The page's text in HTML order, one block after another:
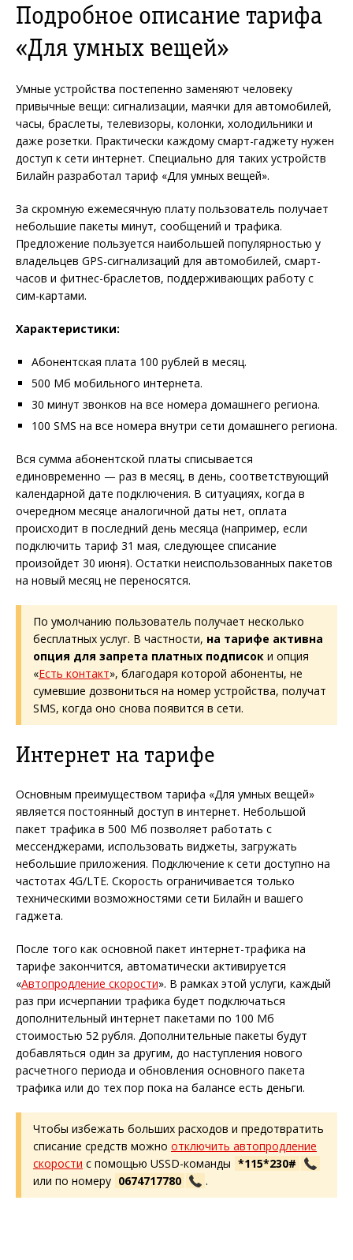
Подробное описание тарифа
«Для умных вещей»
Умные устройства постепенно заменяют человеку
привычные вещи: сигнализации, маячки для автомобилей,
часы, браслеты, телевизоры, колонки, холодильники и
даже розетки. Практически каждому смарт-гаджету нужен
доступ к сети интернет. Специально для таких устройств
Билайн разработал тариф «Для умных вещей».
За скромную ежемесячную плату пользователь получает
небольшие пакеты минут, сообщений и трафика.
Предложение пользуется наибольшей популярностью у
владельцев GPS-сигнализаций для автомобилей, смарт-
часов и фитнес-браслетов, поддерживающих работу с
сим-картами.
Характеристики:
Абонентская плата 100 рублей в месяц.
500 Мб мобильного интернета.
30 минут звонков на все номера домашнего региона.
100 SMS на все номера внутри сети домашнего региона.
Вся сумма абонентской платы списывается
единовременно — раз в месяц, в день, соответствующий
календарной дате подключения. В ситуациях, когда в
очередном месяце аналогичной даты нет, оплата
происходит в последний день месяца (например, если
подключить тариф 31 мая, следующее списание
произойдет 30 июня). Остатки неиспользованных пакетов
на новый месяц не переносятся.
По умолчанию пользователь получает несколько
бесплатных услуг. В частности, на тарифе активна
опция для запрета платных подписок и опция
«Есть контакт», благодаря которой абоненты, не
сумевшие дозвониться на номер устройства, получат
SMS, когда оно снова появится в сети.
Интернет на тарифе
Основным преимуществом тарифа «Для умных вещей»
является постоянный доступ в интернет. Небольшой
пакет трафика в 500 Мб позволяет работать с
мессенджерами, использовать виджеты, загружать
небольшие приложения. Подключение к сети доступно на
частотах 4G/LTE. Скорость ограничивается только
техническими возможностями сети Билайн и вашего
гаджета.
После того как основной пакет интернет-трафика на
тарифе закончится, автоматически активируется
«Автопродление скорости». В рамках этой услуги, каждый
раз при исчерпании трафика будет подключаться
дополнительный интернет пакетами по 100 Мб
стоимостью 52 рубля. Дополнительные пакеты будут
добавляться один за другим, до наступления нового
расчетного периода и обновления основного пакета
трафика или до тех пор пока на балансе есть деньги.
Чтобы избежать больших расходов и предотвратить
списание средств можно отключить автопродление
скорости с помощью USSD-команды *115*230#
или по номеру 0674717780 .